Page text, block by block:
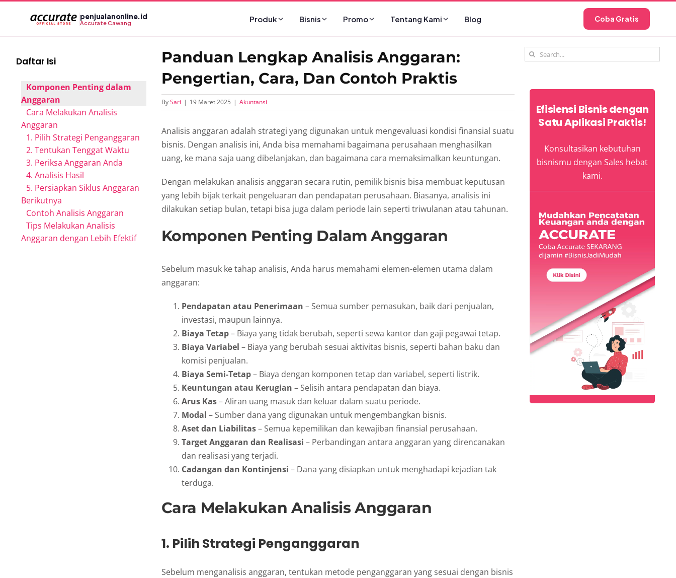
penjualanonline.id
Accurate Cawang Produk Bisnis Promo Tentang Kami Blog Coba Gratis
Panduan Lengkap Analisis Anggaran:
Pengertian, Cara, Dan Contoh Praktis
BySari | 19 Maret 2025 | Akuntansi
Analisis anggaran adalah strategi yang digunakan untuk mengevaluasi kondisi finansial suatu
bisnis. Dengan analisis ini, Anda bisa memahami bagaimana perusahaan menghasilkan
uang, ke mana saja uang dibelanjakan, dan bagaimana cara memaksimalkan keuntungan.
Dengan melakukan analisis anggaran secara rutin, pemilik bisnis bisa membuat keputusan
yang lebih bijak terkait pengeluaran dan pendapatan perusahaan. Biasanya, analisis ini
dilakukan setiap bulan, tetapi bisa juga dalam periode lain seperti triwulanan atau tahunan.
Komponen Penting Dalam Anggaran
Sebelum masuk ke tahap analisis, Anda harus memahami elemen-elemen utama dalam
anggaran:
Pendapatan atau Penerimaan – Semua sumber pemasukan, baik dari penjualan,
investasi, maupun lainnya.
Biaya Tetap– Biaya yang tidak berubah, seperti sewa kantor dan gaji pegawai tetap.
Biaya Variabel – Biaya yang berubah sesuai aktivitas bisnis, seperti bahan baku dan
komisi penjualan.
Biaya Semi-Tetap– Biaya dengan komponen tetap dan variabel, seperti listrik.
Keuntungan atau Kerugian – Selisih antara pendapatan dan biaya.
Arus Kas– Aliran uang masuk dan keluar dalam suatu periode.
Modal – Sumber dana yang digunakan untuk mengembangkan bisnis.
Aset dan Liabilitas– Semua kepemilikan dan kewajiban finansial perusahaan.
Target Anggaran dan Realisasi – Perbandingan antara anggaran yang direncanakan
dan realisasi yang terjadi.
Cadangan dan Kontinjensi – Dana yang disiapkan untuk menghadapi kejadian tak
terduga.
Cara Melakukan Analisis Anggaran
1. Pilih Strategi Penganggaran
Sebelum menganalisis anggaran, tentukan metode penganggaran yang sesuai dengan bisnis
Daftar Isi
Komponen Penting dalam
Anggaran
Cara Melakukan Analisis
Anggaran
1. Pilih Strategi Penganggaran
2. Tentukan Tenggat Waktu
3. Periksa Anggaran Anda
4. Analisis Hasil
5. Persiapkan Siklus Anggaran
Berikutnya
Contoh Analisis Anggaran
Tips Melakukan Analisis
Anggaran dengan Lebih Efektif
Search
Efisiensi Bisnis dengan
Satu Aplikasi Praktis!
Konsultasikan kebutuhan
bisnismu dengan Sales hebat
kami.